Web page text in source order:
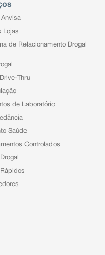
Anvisa
Lojas
de Relacionamento Drogal
Thru
de Laboratório
Saúde
Controlados
Rápidos